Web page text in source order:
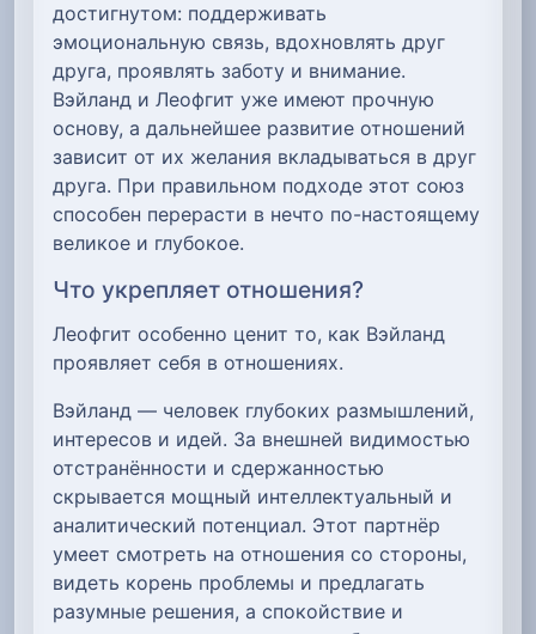
достигнутом: поддерживать
эмоциональную связь, вдохновлять друг
друга, проявлять заботу и внимание.
Вэйланд и Леофгит уже имеют прочную
основу, а дальнейшее развитие отношений
зависит от их желания вкладываться в друг
друга. При правильном подходе этот союз
способен перерасти в нечто по-настоящему
великое и глубокое.
Что укрепляет отношения?
Леофгит особенно ценит то, как Вэйланд
проявляет себя в отношениях.
Вэйланд — человек глубоких размышлений,
интересов и идей. За внешней видимостью
отстранённости и сдержанностью
скрывается мощный интеллектуальный и
аналитический потенциал. Этот партнёр
умеет смотреть на отношения со стороны,
видеть корень проблемы и предлагать
разумные решения, а спокойствие и